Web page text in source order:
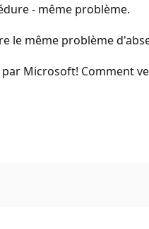
- même problème.
le même problème
Microsoft! Comment